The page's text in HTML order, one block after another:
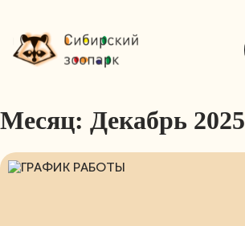
Месяц: Декабрь 2025